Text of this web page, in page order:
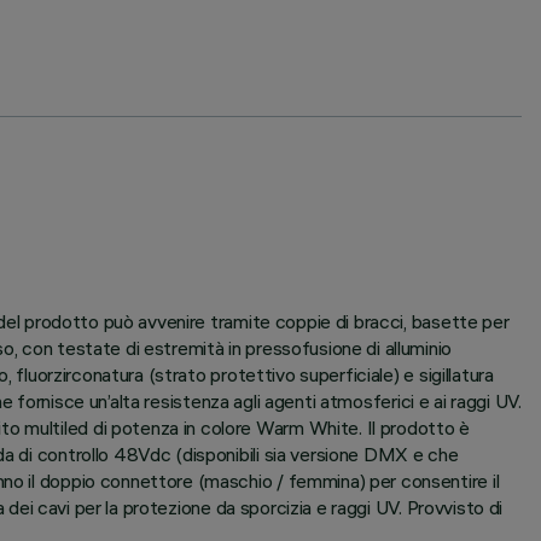
prodotto può avvenire tramite coppie di bracci, basette per
con testate di estremità in pressofusione di alluminio
fluorzirconatura (strato protettivo superficiale) e sigillatura
un’alta resistenza agli agenti atmosferici e ai raggi UV.
multiled di potenza in colore Warm White. Il prodotto è
di controllo 48Vdc (disponibili sia versione DMX e che
il doppio connettore (maschio / femmina) per consentire il
cavi per la protezione da sporcizia e raggi UV. Provvisto di